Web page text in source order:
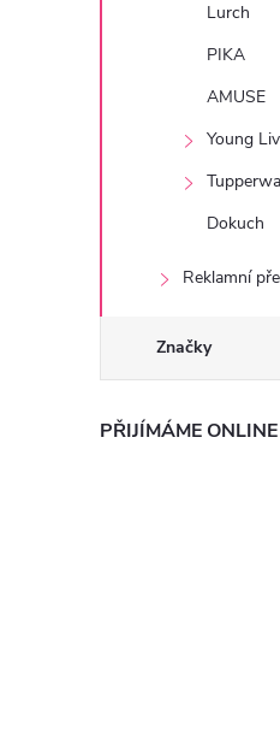
Lurch
PIKA
AMUSE
Young
Dokuch
Reklamní
Značky
PŘIJÍMÁME